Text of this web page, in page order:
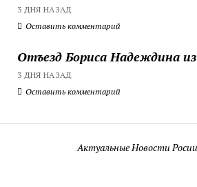
3 ДНЯ НАЗАД
Оставить комментарий
Отъезд Бориса Надеждина из
3 ДНЯ НАЗАД
Оставить комментарий
Актуальные Новости